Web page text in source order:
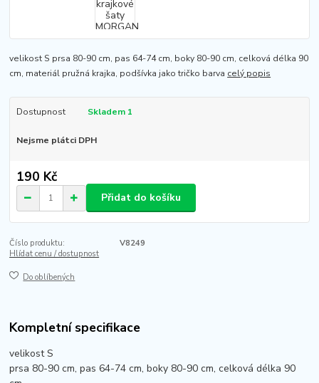
velikost S prsa 80-90 cm, pas 64-74 cm, boky 80-90 cm, celková délka 90
cm, materiál pružná krajka, podšívka jako tričko barva celý popis
Dostupnost Skladem 1
Nejsme plátci DPH
190 Kč
Přidat do košíku
Číslo produktu:
V8249
Hlídat cenu / dostupnost
Do oblíbených
Kompletní specifikace
velikost S
prsa 80-90 cm, pas 64-74 cm, boky 80-90 cm, celková délka 90